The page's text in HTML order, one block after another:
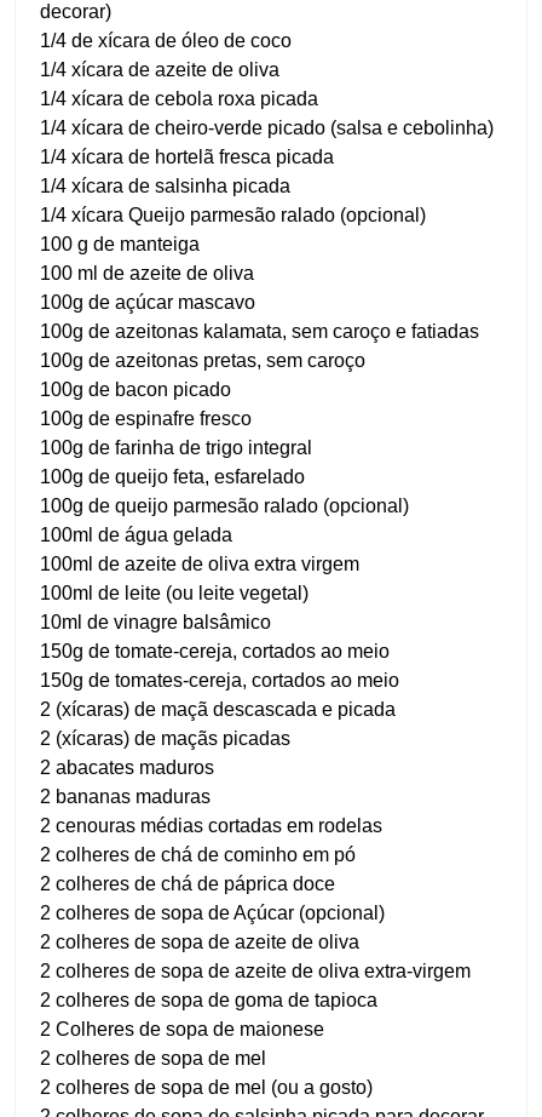
decorar)
1/4 de xícara de óleo de coco
1/4 xícara de azeite de oliva
1/4 xícara de cebola roxa picada
1/4 xícara de cheiro-verde picado (salsa e cebolinha)
1/4 xícara de hortelã fresca picada
1/4 xícara de salsinha picada
1/4 xícara Queijo parmesão ralado (opcional)
100 g de manteiga
100 ml de azeite de oliva
100g de açúcar mascavo
100g de azeitonas kalamata, sem caroço e fatiadas
100g de azeitonas pretas, sem caroço
100g de bacon picado
100g de espinafre fresco
100g de farinha de trigo integral
100g de queijo feta, esfarelado
100g de queijo parmesão ralado (opcional)
100ml de água gelada
100ml de azeite de oliva extra virgem
100ml de leite (ou leite vegetal)
10ml de vinagre balsâmico
150g de tomate-cereja, cortados ao meio
150g de tomates-cereja, cortados ao meio
2 (xícaras) de maçã descascada e picada
2 (xícaras) de maçãs picadas
2 abacates maduros
2 bananas maduras
2 cenouras médias cortadas em rodelas
2 colheres de chá de cominho em pó
2 colheres de chá de páprica doce
2 colheres de sopa de Açúcar (opcional)
2 colheres de sopa de azeite de oliva
2 colheres de sopa de azeite de oliva extra-virgem
2 colheres de sopa de goma de tapioca
2 Colheres de sopa de maionese
2 colheres de sopa de mel
2 colheres de sopa de mel (ou a gosto)